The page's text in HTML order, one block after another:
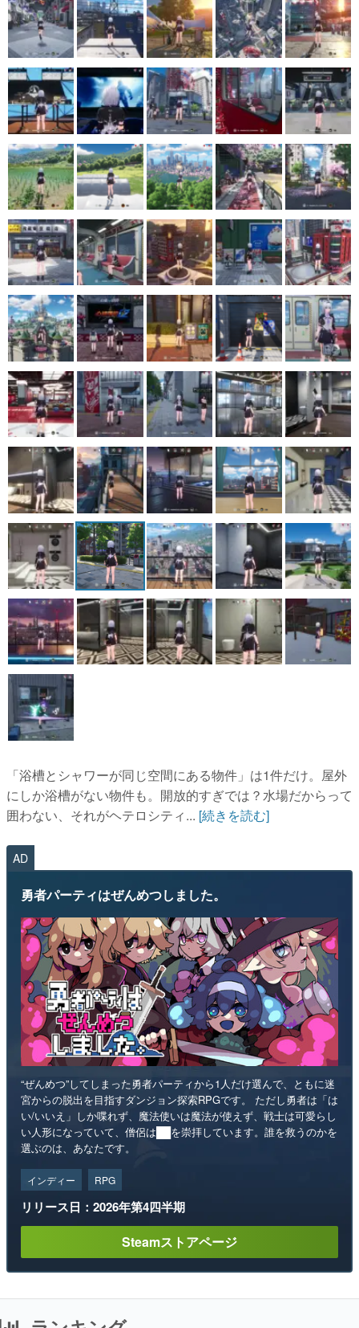
その他
電ファミニコゲーマーとは？
運営：株式会社マレ
「浴槽とシャワーが同じ空間にある物件」は1件だけ。屋外
にしか浴槽がない物件も。開放的すぎでは？水場だからって
囲わない、それがヘテロシティ... [続きを読む]
AD
勇者パーティはぜんめつしました。
“ぜんめつ”してしまった勇者パーティから1人だけ選んで、ともに迷
宮からの脱出を目指すダンジョン探索RPGです。 ただし勇者は「は
い/いいえ」しか喋れず、魔法使いは魔法が使えず、戦士は可愛らし
い人形になっていて、僧侶は██を崇拝しています。誰を救うのかを
選ぶのは、あなたです。
インディー RPG
リリース日：2026年第4四半期
Steamストアページ